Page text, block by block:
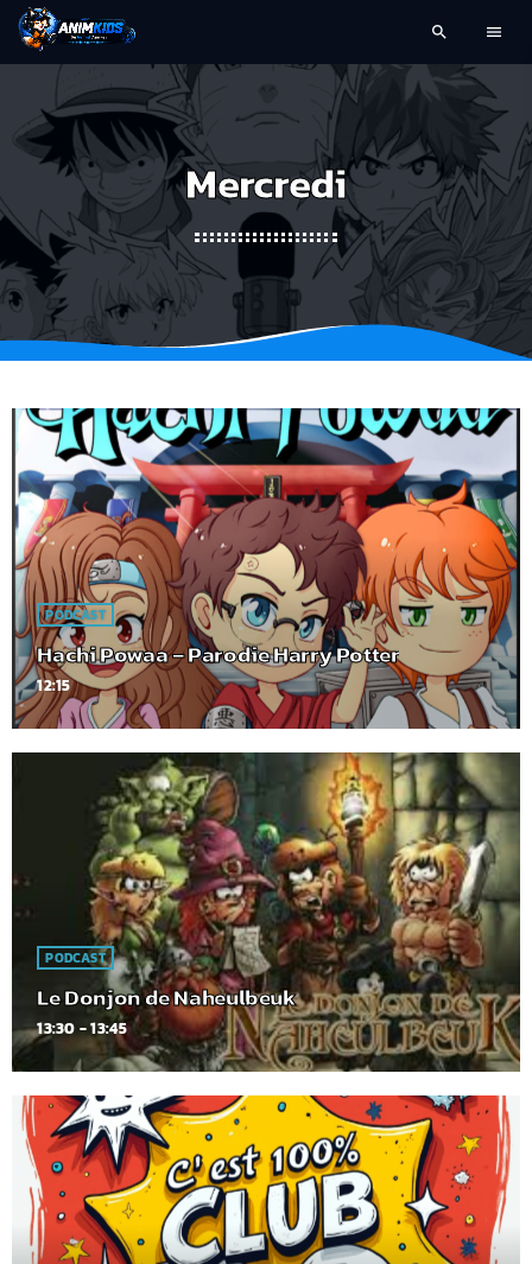
search menu
Mercredi
PODCAST
Hachi Powaa – Parodie Harry Potter
12:15
PODCAST
Le Donjon de Naheulbeuk
13:30 - 13:45